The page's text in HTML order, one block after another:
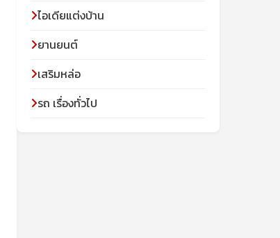
ไอเดียแต่งบ้าน
ยานยนต์
เสริมหล่อ
รถ เรื่องทั่วไป